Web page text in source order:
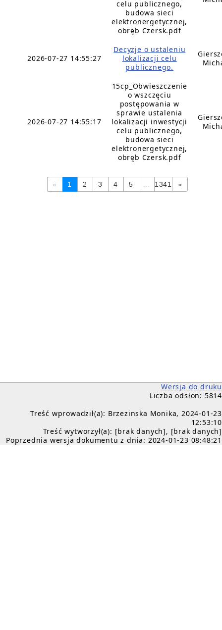
celu publicznego,
budowa sieci
elektronergetycznej,
obręb Czersk.pdf
2026-07-27 14:55:27
Decyzje o ustaleniu
lokalizacji celu
publicznego.
2026-07-27 14:55:17
15cp_Obwieszczenie
o wszczęciu
postępowania w
sprawie ustalenia
lokalizacji inwestycji
celu publicznego,
budowa sieci
elektronergetycznej,
obręb Czersk.pdf
« 1 2 3 4 5 1341 »
Wersja do druku
Liczba odsłon: 5814
Treść wprowadził(a): Brzezinska Monika, 2024-01-23
12:53:10
Treść wytworzył(a): [brak danych], [brak danych]
Poprzednia wersja dokumentu z dnia: 2024-01-23 08:48:21